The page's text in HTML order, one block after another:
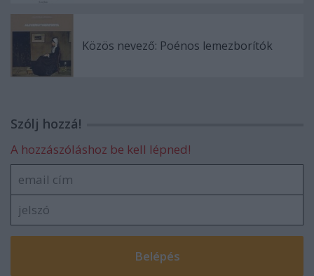
Közös nevező: Poénos lemezborítók
Szólj hozzá!
A hozzászóláshoz be kell lépned!